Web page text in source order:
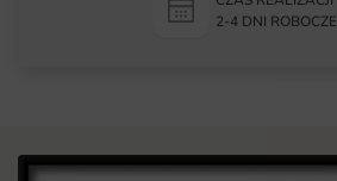
2-4 DNI ROBOCZE